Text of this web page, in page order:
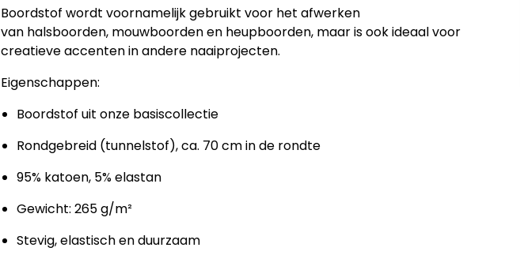
Boordstof wordt voornamelijk gebruikt voor het afwerken
van halsboorden, mouwboorden en heupboorden, maar is ook ideaal voor
creatieve accenten in andere naaiprojecten.
Eigenschappen:
Boordstof uit onze basiscollectie
Rondgebreid (tunnelstof), ca. 70 cm in de rondte
95% katoen, 5% elastan
Gewicht: 265 g/m²
Stevig, elastisch en duurzaam